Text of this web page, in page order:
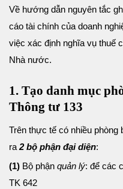
Về hướng dẫn nguyên tắc
cáo tài chính của doanh
việc xác định nghĩa vụ thuế
Nhà nước.
1. Tạo danh mục
Thông tư 133
Trên thực tế có nhiều phòng
ra 2 bộ phận đại diện:
(1) Bộ phận quản lý: để các
TK 642